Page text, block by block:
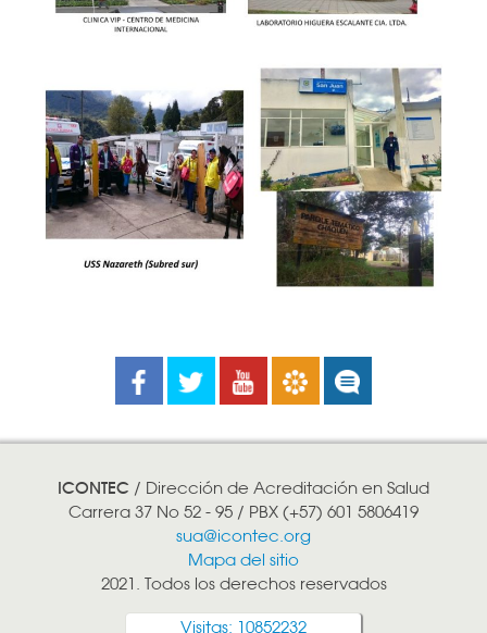
Facebook
Twitter YoutubeBoletines
ICONTEC / Dirección de Acreditación en Salud
Carrera 37 No 52 - 95 / PBX (+57) 601 5806419
sua@icontec.org
Mapa del sitio
2021. Todos los derechos reservados
Visitas: 10852232